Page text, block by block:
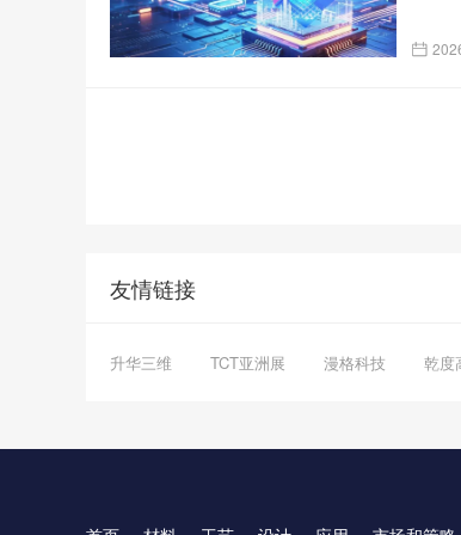
友情链接
升华三维 TCT亚洲展 漫格科技 乾度